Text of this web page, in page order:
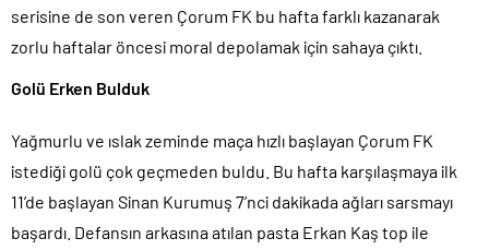
serisine de son veren Çorum FK bu hafta farklı kazanarak
zorlu haftalar öncesi moral depolamak için sahaya çıktı.
Golü Erken Bulduk
Yağmurlu ve ıslak zeminde maça hızlı başlayan Çorum FK
istediği golü çok geçmeden buldu. Bu hafta karşılaşmaya ilk
11’de başlayan Sinan Kurumuş 7’nci dakikada ağları sarsmayı
başardı. Defansın arkasına atılan pasta Erkan Kaş top ile